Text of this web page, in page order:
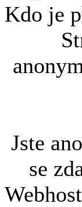
Kdo je
Jste
se